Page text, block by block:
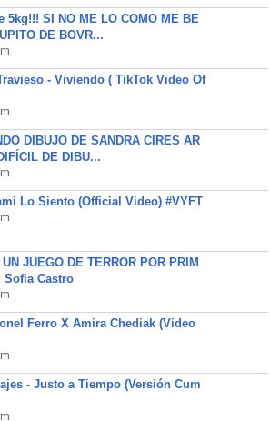
5kg!!! SI NO ME LO COMO ME BE
DE BOVR...
- Viviendo ( TikTok Video Of
DIBUJO DE SANDRA CIRES AR
DE DIBU...
Lo Siento (Official Video) #VYFT
JUEGO DE TERROR POR PRIM
Sofia Castro
Ferro X Amira Chediak (Video
- Justo a Tiempo (Versión Cum